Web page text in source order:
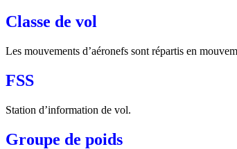
Classe de vol
Les mouvements d’aéronefs sont répartis en
FSS
Station d’information de vol.
Groupe de poids